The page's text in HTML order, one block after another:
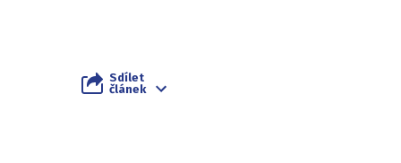
Sdílet
článek